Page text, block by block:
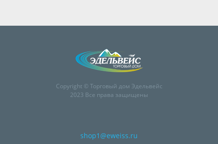
Copyright © Торговый дом Эдельвейс
2023 Все права защищены
shop1@eweiss.ru